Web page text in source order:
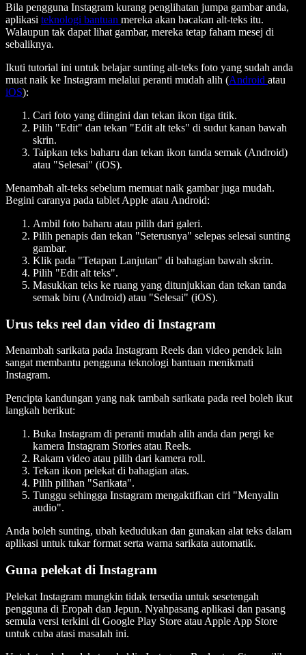
Bila pengguna Instagram kurang penglihatan jumpa gambar anda,
aplikasi teknologi bantuan mereka akan bacakan alt-teks itu.
Walaupun tak dapat lihat gambar, mereka tetap faham mesej di
sebaliknya.
Ikuti tutorial ini untuk belajar sunting alt-teks foto yang sudah anda
muat naik ke Instagram melalui peranti mudah alih (Android atau
iOS):
Cari foto yang diingini dan tekan ikon tiga titik.
Pilih "Edit" dan tekan "Edit alt teks" di sudut kanan bawah
skrin.
Taipkan teks baharu dan tekan ikon tanda semak (Android)
atau "Selesai" (iOS).
Menambah alt-teks sebelum memuat naik gambar juga mudah.
Begini caranya pada tablet Apple atau Android:
Ambil foto baharu atau pilih dari galeri.
Pilih penapis dan tekan "Seterusnya" selepas selesai sunting
gambar.
Klik pada "Tetapan Lanjutan" di bahagian bawah skrin.
Pilih "Edit alt teks".
Masukkan teks ke ruang yang ditunjukkan dan tekan tanda
semak biru (Android) atau "Selesai" (iOS).
Urus teks reel dan video di Instagram
Menambah sarikata pada Instagram Reels dan video pendek lain
sangat membantu pengguna teknologi bantuan menikmati
Instagram.
Pencipta kandungan yang nak tambah sarikata pada reel boleh ikut
langkah berikut:
Buka Instagram di peranti mudah alih anda dan pergi ke
kamera Instagram Stories atau Reels.
Rakam video atau pilih dari kamera roll.
Tekan ikon pelekat di bahagian atas.
Pilih pilihan "Sarikata".
Tunggu sehingga Instagram mengaktifkan ciri "Menyalin
audio".
Anda boleh sunting, ubah kedudukan dan gunakan alat teks dalam
aplikasi untuk tukar format serta warna sarikata automatik.
Guna pelekat di Instagram
Pelekat Instagram mungkin tidak tersedia untuk sesetengah
pengguna di Eropah dan Jepun. Nyahpasang aplikasi dan pasang
semula versi terkini di Google Play Store atau Apple App Store
untuk cuba atasi masalah ini.